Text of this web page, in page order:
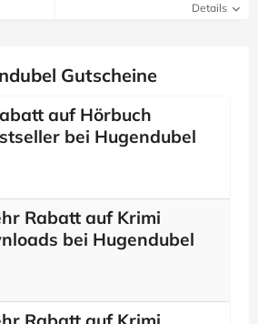
Details
Gutscheine
auf Hörbuch
bei Hugendubel
Rabatt auf Krimi
bei Hugendubel